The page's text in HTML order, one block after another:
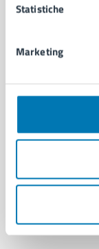
Statistiche
Marketing
Comune
AMMINISTRAZIONE
Organi di governo
Enti e fondazioni
Personale
Intranet, posta